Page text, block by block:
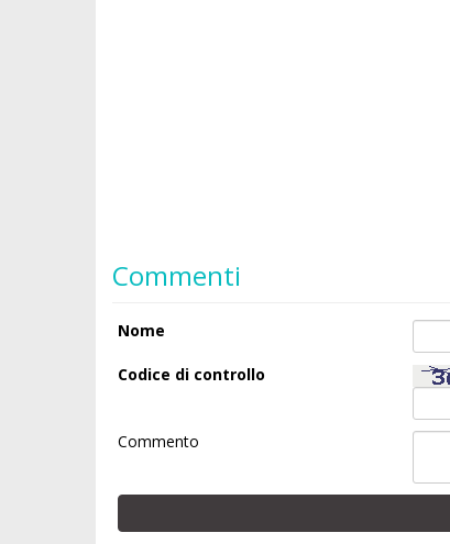
Commenti
Nome
Codice di controllo
Commento